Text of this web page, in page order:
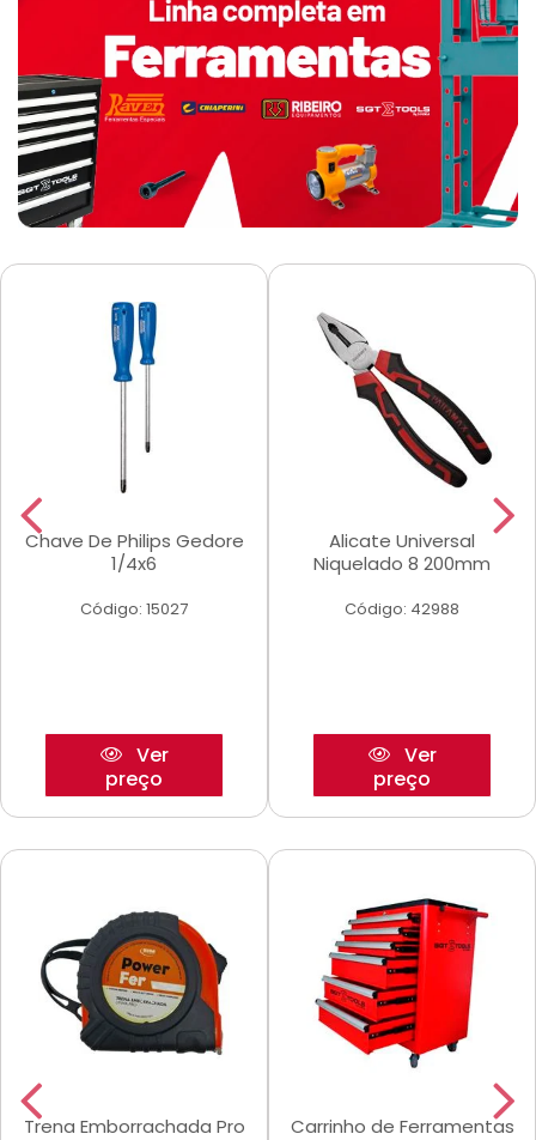
Chave De Philips Gedore
1/4x6
Código: 15027
Ver
preço
Alicate Universal
Niquelado 8 200mm
Código: 42988
Ver
preço
Trena Emborrachada Pro
Carrinho de Ferramentas